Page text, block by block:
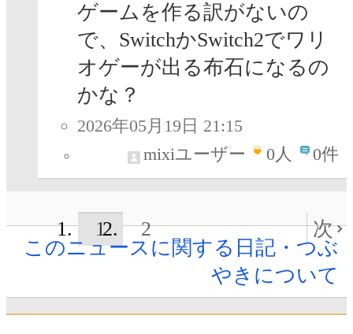
ゲームを作る訳がないの
で、SwitchかSwitch2でワリ
オゲーが出る布石になるの
かな？
2026年05月19日 21:15
mixiユーザー
0人 0件
1 2
次
このニュースに関する日記・つぶ
やきについて